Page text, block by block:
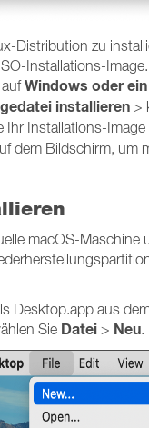
Distribution zu
Installations-
Windows oder
installieren >
Ihr Installations-Image
dem Bildschirm, um
macOS-Maschine
Desktop.app aus
Sie Datei > Neu.